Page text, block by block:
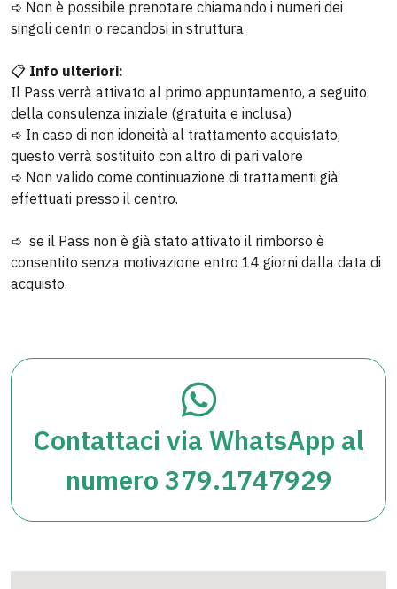
Marialuisa B.
5 su 5
“”
Antonella Catia C.
5 su 5
“”
➪ Non è possibile prenotare chiamando i numeri dei
singoli centri o recandosi in struttura
📋 Info ulteriori:
Il Pass verrà attivato al primo appuntamento, a seguito
della consulenza iniziale (gratuita e inclusa)
➪ In caso di non idoneità al trattamento acquistato,
questo verrà sostituito con altro di pari valore
➪ Non valido come continuazione di trattamenti già
effettuati presso il centro.
➪ se il Pass non è già stato attivato il rimborso è
consentito senza motivazione entro 14 giorni dalla data di
acquisto.
Contattaci via WhatsApp al
numero 379.1747929